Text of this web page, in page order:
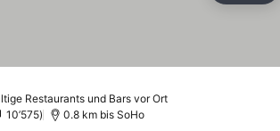
Restaurants und Bars vor Ort
10’575 0.8 km bis SoHo